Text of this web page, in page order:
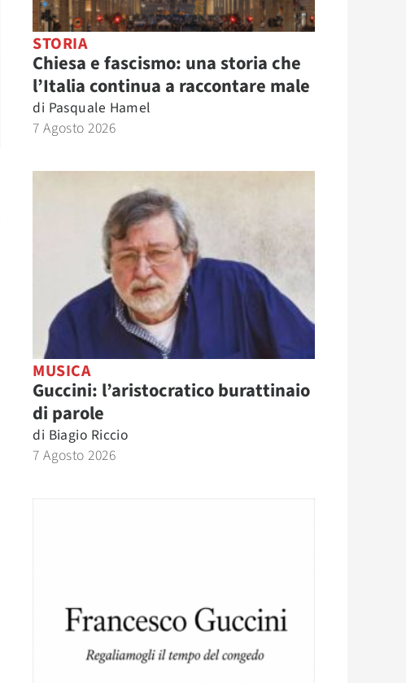
STORIA
Chiesa e fascismo: una storia che
l’Italia continua a raccontare male
di Pasquale Hamel
7 Agosto 2026
MUSICA
Guccini: l’aristocratico burattinaio
di parole
di Biagio Riccio
7 Agosto 2026